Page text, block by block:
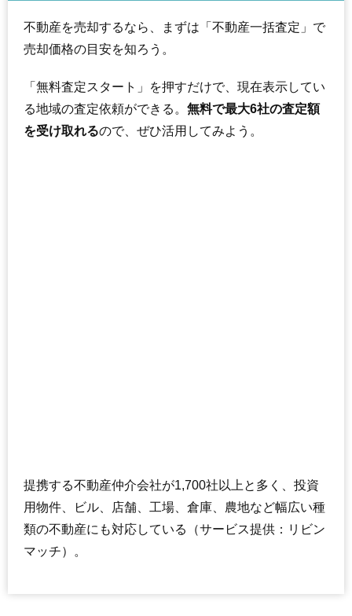
不動産を売却するなら、まずは「不動産一括査定」で
売却価格の目安を知ろう。
「無料査定スタート」を押すだけで、現在表示してい
る地域の査定依頼ができる。 無料で最大6社の査定額
を受け取れるので、ぜひ活用してみよう。
提携する不動産仲介会社が1,700社以上と多く、投資
用物件、ビル、店舗、工場、倉庫、農地など幅広い種
類の不動産にも対応している（サービス提供：リビン
マッチ）。